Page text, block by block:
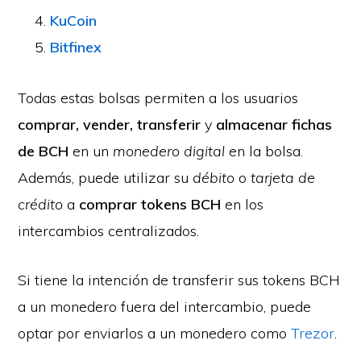
KuCoin
Bitfinex
Todas estas bolsas permiten a los usuarios
comprar, vender, transferir y almacenar fichas
de BCHen un monedero digital en la bolsa.
Además, puede utilizar su débito o tarjeta de
crédito a comprar tokens BCHen los
intercambios centralizados.
Si tiene la intención de transferir sus tokens BCH
a un monedero fuera del intercambio, puede
optar por enviarlos a un monedero comoTrezor.